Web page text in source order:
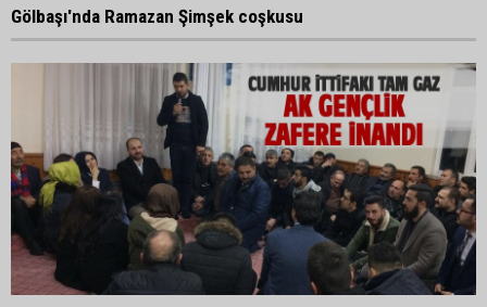
Gölbaşı'nda Ramazan Şimşek coşkusu